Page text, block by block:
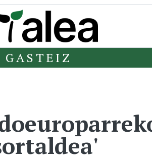
GASTEIZ